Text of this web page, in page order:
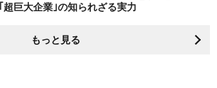
超巨大企業｣の知られざる実力
もっと見る